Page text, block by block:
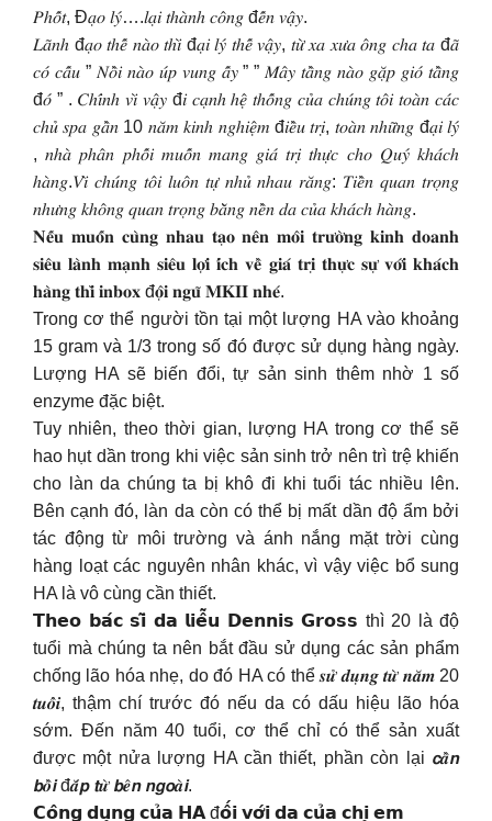
𝑃ℎ𝑜̂́𝑡, Đ𝑎̣𝑜 𝑙𝑦́….𝑙𝑎̣𝑖 𝑡ℎ𝑎̀𝑛ℎ 𝑐𝑜̂𝑛𝑔 đ𝑒̂́𝑛 𝑣𝑎̣̂𝑦.
𝐿𝑎̃𝑛ℎ đ𝑎̣𝑜 𝑡ℎ𝑒̂́ 𝑛𝑎̀𝑜 𝑡ℎ𝑖̀ đ𝑎̣𝑖 𝑙𝑦́ 𝑡ℎ𝑒̂́ 𝑣𝑎̣̂𝑦, 𝑡𝑢̛̀ 𝑥𝑎 𝑥𝑢̛𝑎 𝑜̂𝑛𝑔 𝑐ℎ𝑎 𝑡𝑎 đ𝑎̃
𝑐𝑜́ 𝑐𝑎̂́𝑢 ” 𝑁𝑜̂̀𝑖 𝑛𝑎̀𝑜 𝑢́𝑝 𝑣𝑢𝑛𝑔 𝑎̂́𝑦 ” ” 𝑀𝑎̂𝑦 𝑡𝑎̂̀𝑛𝑔 𝑛𝑎̀𝑜 𝑔𝑎̣̆𝑝 𝑔𝑖𝑜́ 𝑡𝑎̂̀𝑛𝑔
đ𝑜́ ” . 𝐶ℎ𝑖́𝑛ℎ 𝑣𝑖̀ 𝑣𝑎̣̂𝑦 đ𝑖 𝑐𝑎̣𝑛ℎ ℎ𝑒̣̂ 𝑡ℎ𝑜̂́𝑛𝑔 𝑐𝑢̉𝑎 𝑐ℎ𝑢́𝑛𝑔 𝑡𝑜̂𝑖 𝑡𝑜𝑎̀𝑛 𝑐𝑎́𝑐
𝑐ℎ𝑢̉ 𝑠𝑝𝑎 𝑔𝑎̂̀𝑛 10 𝑛𝑎̆𝑚 𝑘𝑖𝑛ℎ 𝑛𝑔ℎ𝑖𝑒̣̂𝑚 đ𝑖𝑒̂̀𝑢 𝑡𝑟𝑖̣, 𝑡𝑜𝑎̀𝑛 𝑛ℎ𝑢̛̃𝑛𝑔 đ𝑎̣𝑖 𝑙𝑦́
, 𝑛ℎ𝑎̀ 𝑝ℎ𝑎̂𝑛 𝑝ℎ𝑜̂́𝑖 𝑚𝑢𝑜̂́𝑛 𝑚𝑎𝑛𝑔 𝑔𝑖𝑎́ 𝑡𝑟𝑖̣ 𝑡ℎ𝑢̛̣𝑐 𝑐ℎ𝑜 𝑄𝑢𝑦́ 𝑘ℎ𝑎́𝑐ℎ
ℎ𝑎̀𝑛𝑔.𝑉𝑖̀ 𝑐ℎ𝑢́𝑛𝑔 𝑡𝑜̂𝑖 𝑙𝑢𝑜̂𝑛 𝑡𝑢̛̣ 𝑛ℎ𝑢̉ 𝑛ℎ𝑎𝑢 𝑟𝑎̆𝑛𝑔: 𝑇𝑖𝑒̂̀𝑛 𝑞𝑢𝑎𝑛 𝑡𝑟𝑜̣𝑛𝑔
𝑛ℎ𝑢̛𝑛𝑔 𝑘ℎ𝑜̂𝑛𝑔 𝑞𝑢𝑎𝑛 𝑡𝑟𝑜̣𝑛𝑔 𝑏𝑎̆̀𝑛𝑔 𝑛𝑒̂̀𝑛 𝑑𝑎 𝑐𝑢̉𝑎 𝑘ℎ𝑎́𝑐ℎ ℎ𝑎̀𝑛𝑔.
𝐍𝐞̂́𝐮 𝐦𝐮𝐨̂́𝐧 𝐜𝐮̀𝐧𝐠 𝐧𝐡𝐚𝐮 𝐭𝐚̣𝐨 𝐧𝐞̂𝐧 𝐦𝐨̂𝐢 𝐭𝐫𝐮̛𝐨̛̀𝐧𝐠 𝐤𝐢𝐧𝐡 𝐝𝐨𝐚𝐧𝐡
𝐬𝐢𝐞̂𝐮 𝐥𝐚̀𝐧𝐡 𝐦𝐚̣𝐧𝐡 𝐬𝐢𝐞̂𝐮 𝐥𝐨̛̣𝐢 𝐢́𝐜𝐡 𝐯𝐞̂̀ 𝐠𝐢𝐚́ 𝐭𝐫𝐢̣ 𝐭𝐡𝐮̛̣𝐜 𝐬𝐮̛̣ 𝐯𝐨̛́𝐢 𝐤𝐡𝐚́𝐜𝐡
𝐡𝐚̀𝐧𝐠 𝐭𝐡𝐢̀ 𝐢𝐧𝐛𝐨𝐱 đ𝐨̣̂𝐢 𝐧𝐠𝐮̃ 𝐌𝐊𝐈𝐈 𝐧𝐡𝐞́.
Trong cơ thể người tồn tại một lượng HA vào khoảng
15 gram và 1/3 trong số đó được sử dụng hàng ngày.
Lượng HA sẽ biến đổi, tự sản sinh thêm nhờ 1 số
enzyme đặc biệt.
Tuy nhiên, theo thời gian, lượng HA trong cơ thể sẽ
hao hụt dần trong khi việc sản sinh trở nên trì trệ khiến
cho làn da chúng ta bị khô đi khi tuổi tác nhiều lên.
Bên cạnh đó, làn da còn có thể bị mất dần độ ẩm bởi
tác động từ môi trường và ánh nắng mặt trời cùng
hàng loạt các nguyên nhân khác, vì vậy việc bổ sung
HA là vô cùng cần thiết.
𝗧𝗵𝗲𝗼 𝗯𝗮́𝗰 𝘀𝗶̃ 𝗱𝗮 𝗹𝗶𝗲̂̃𝘂 𝗗𝗲𝗻𝗻𝗶𝘀 𝗚𝗿𝗼𝘀𝘀 thì 20 là độ
tuổi mà chúng ta nên bắt đầu sử dụng các sản phẩm
chống lão hóa nhẹ, do đó HA có thể 𝒔𝒖̛̉ 𝒅𝒖̣𝒏𝒈 𝒕𝒖̛̀ 𝒏𝒂̆𝒎 20
𝒕𝒖𝒐̂̉𝒊, thậm chí trước đó nếu da có dấu hiệu lão hóa
sớm. Đến năm 40 tuổi, cơ thể chỉ có thể sản xuất
được một nửa lượng HA cần thiết, phần còn lại 𝙘𝒂̂̀𝙣
𝙗𝒐̂̀𝙞 đ𝒂̆́𝙥 𝙩𝒖̛̀ 𝙗𝒆̂𝙣 𝙣𝙜𝙤𝒂̀𝙞.
𝗖𝗼̂𝗻𝗴 𝗱𝘂̣𝗻𝗴 𝗰𝘂̉𝗮 𝗛𝗔 đ𝗼̂́𝗶 𝘃𝗼̛́𝗶 𝗱𝗮 𝗰𝘂̉𝗮 𝗰𝗵𝗶̣ 𝗲𝗺